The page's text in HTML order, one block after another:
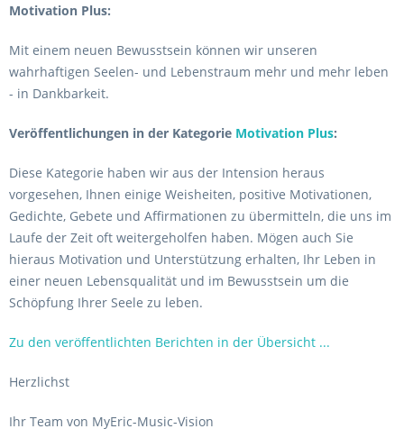
Motivation Plus:
Mit einem neuen Bewusstsein können wir unseren
wahrhaftigen Seelen- und Lebenstraum mehr und mehr leben
- in Dankbarkeit.
Veröffentlichungen in der Kategorie Motivation Plus:
Diese Kategorie haben wir aus der Intension heraus
vorgesehen, Ihnen einige Weisheiten, positive Motivationen,
Gedichte, Gebete und Affirmationen zu übermitteln, die uns im
Laufe der Zeit oft weitergeholfen haben. Mögen auch Sie
hieraus Motivation und Unterstützung erhalten, Ihr Leben in
einer neuen Lebensqualität und im Bewusstsein um die
Schöpfung Ihrer Seele zu leben.
Zu den veröffentlichten Berichten in der Übersicht ...
Herzlichst
Ihr Team von MyEric-Music-Vision